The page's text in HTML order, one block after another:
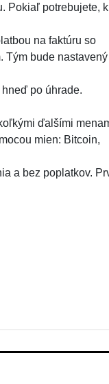
Pokiaľ potrebujete, k
na faktúru so
Tým bude nastavený
po úhrade.
ďalšími
mien: Bitcoin,
a bez poplatkov.